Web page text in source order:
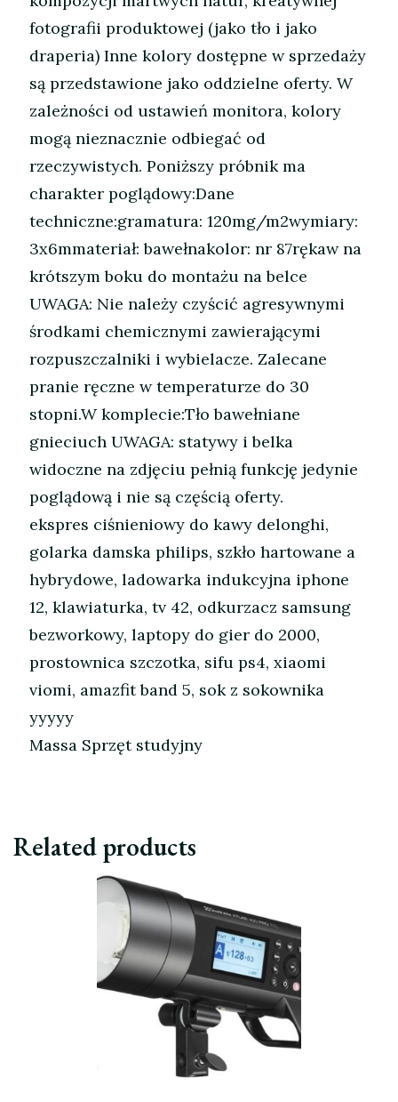
fotografii produktowej (jako tło i jako
draperia) Inne kolory dostępne w sprzedaży
są przedstawione jako oddzielne oferty. W
zależności od ustawień monitora, kolory
mogą nieznacznie odbiegać od
rzeczywistych. Poniższy próbnik ma
charakter poglądowy:Dane
techniczne:gramatura: 120mg/m2wymiary:
3x6mmateriał: bawełnakolor: nr 87rękaw na
krótszym boku do montażu na belce
UWAGA: Nie należy czyścić agresywnymi
środkami chemicznymi zawierającymi
rozpuszczalniki i wybielacze. Zalecane
pranie ręczne w temperaturze do 30
stopni.W komplecie:Tło bawełniane
gnieciuch UWAGA: statywy i belka
widoczne na zdjęciu pełnią funkcję jedynie
poglądową i nie są częścią oferty.
ekspres ciśnieniowy do kawy delonghi,
golarka damska philips, szkło hartowane a
hybrydowe, ladowarka indukcyjna iphone
12, klawiaturka, tv 42, odkurzacz samsung
bezworkowy, laptopy do gier do 2000,
prostownica szczotka, sifu ps4, xiaomi
viomi, amazfit band 5, sok z sokownika
yyyyy
Massa Sprzęt studyjny
Related products